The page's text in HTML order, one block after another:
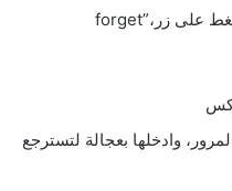
الخطوة الثانية: عندما يتعرض خسابك للعية roblox للإختراق او السرقة، قم بالذهاب مباشرة للضغط على زر،”forget
وادخلها بعجالة لتسترجع